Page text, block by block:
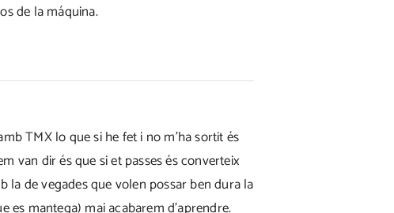
de la máquina.
TMX lo que si he fet i no m'ha sortit és
van dir és que si et passes és converteix
la de vegades que volen possar ben dura la
es mantega) mai acabarem d'aprendre.